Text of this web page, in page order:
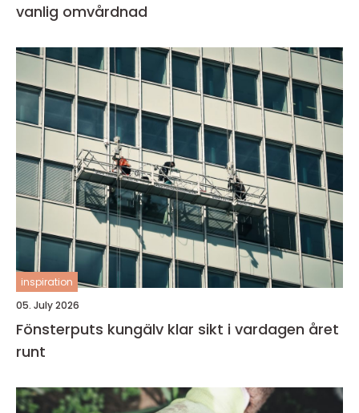
vanlig omvårdnad
inspiration
05. July 2026
Fönsterputs kungälv klar sikt i vardagen året
runt